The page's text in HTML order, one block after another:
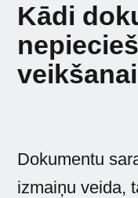
Kādi
Dokumentu
izmaiņu veida,